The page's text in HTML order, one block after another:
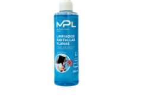
Manusi medicale
Manusi menaj
Pamatuf praf
Pompa apa masina de carotat
Pulverizatoare